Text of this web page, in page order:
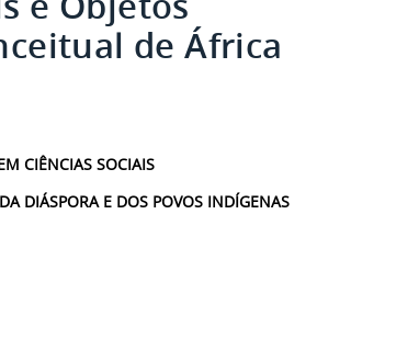
de África
CIÊNCIAS SOCIAIS
DIÁSPORA E DOS POVOS INDÍGENAS